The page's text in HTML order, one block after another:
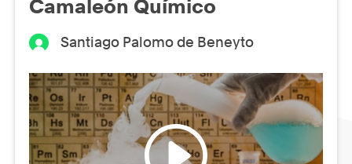
Camaleón Químico
Santiago Palomo de Beneyto